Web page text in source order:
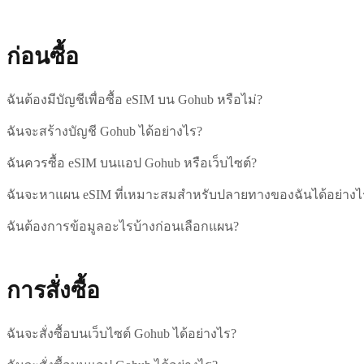
ก่อนซื้อ
ฉันต้องมีบัญชีเพื่อซื้อ eSIM บน Gohub หรือไม่?
ฉันจะสร้างบัญชี Gohub ได้อย่างไร?
ฉันควรซื้อ eSIM บนแอป Gohub หรือเว็บไซต์?
ฉันจะหาแผน eSIM ที่เหมาะสมสำหรับปลายทางของฉันได้อย่างไ
ฉันต้องการข้อมูลอะไรบ้างก่อนเลือกแผน?
การสั่งซื้อ
ฉันจะสั่งซื้อบนเว็บไซต์ Gohub ได้อย่างไร?